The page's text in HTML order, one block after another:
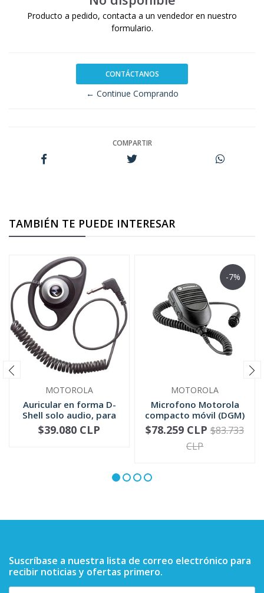
Producto a pedido, contacta a un vendedor en nuestro
formulario.
CONTÁCTANOS
← Continue Comprando
COMPARTIR
TAMBIÉN TE PUEDE INTERESAR
MOTOROLA
Auricular en forma D-
Shell solo audio, para
mic...
+
$39.080 CLP
-7%
MOTOROLA
Microfono Motorola
compacto móvil (DGM)
RMN5052
+
-
$78.259 CLP $83.733
CLP
Suscríbase a nuestra lista de correo electrónico para
recibir noticias y ofertas primero.